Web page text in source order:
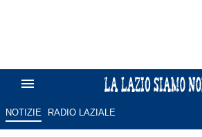
NOTIZIE RADIO LAZIALE